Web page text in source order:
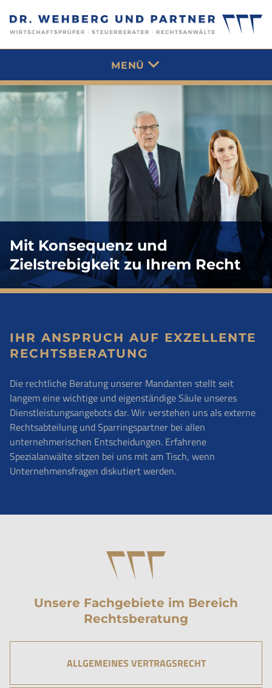
MENÜ
Mit Konsequenz und
Zielstrebigkeit zu Ihrem Recht
IHR ANSPRUCH AUF EXZELLENTE
RECHTSBERATUNG
Die rechtliche Beratung unserer Mandanten stellt seit
langem eine wichtige und eigenständige Säule unseres
Dienstleistungsangebots dar. Wir verstehen uns als externe
Rechtsabteilung und Sparringspartner bei allen
unternehmerischen Entscheidungen. Erfahrene
Spezialanwälte sitzen bei uns mit am Tisch, wenn
Unternehmensfragen diskutiert werden.
Unsere Fachgebiete im Bereich
Rechtsberatung
ALLGEMEINES VERTRAGSRECHT